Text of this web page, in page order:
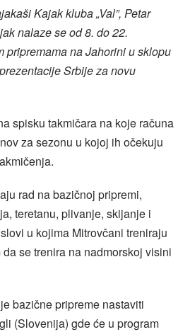
Kajak kluba „Val”, Petar
nalaze se od 8. do 22.
pripremama na Jahorini u sklopu
Srbije za novu
spisku takmičara na koje računa
za sezonu u kojoj ih očekuju
rad na bazičnoj pripremi,
teretanu, plivanje, skijanje i
u kojima Mitrovčani treniraju
se trenira na nadmorskoj visini
bazične pripreme nastaviti
(Slovenija) gde će u program